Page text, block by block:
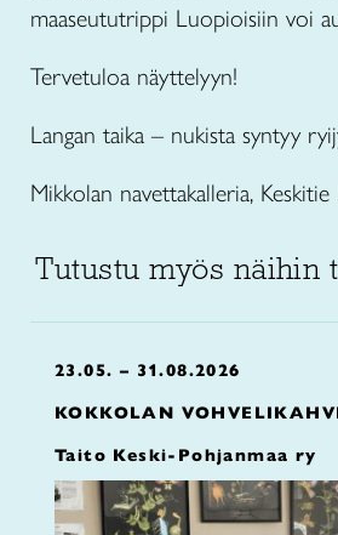
maaseututrippi Luopioisiin voi
Tervetuloa näyttelyyn!
Langan taika – nukista syntyy
Mikkolan navettakalleria,
Tutustu myös näihin
23.05. – 31.08.2026
KOKKOLAN
Taito Keski-Pohjanmaa ry